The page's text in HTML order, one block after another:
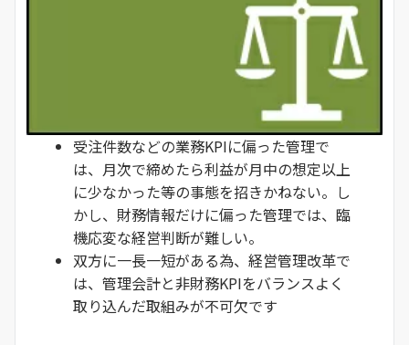
受注件数などの業務KPIに偏った管理で
は、月次で締めたら利益が月中の想定以上
に少なかった等の事態を招きかねない。し
かし、財務情報だけに偏った管理では、臨
機応変な経営判断が難しい。
双方に一長一短がある為、経営管理改革で
は、管理会計と非財務KPIをバランスよく
取り込んだ取組みが不可欠です